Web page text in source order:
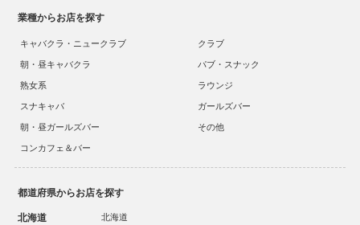
業種からお店を探す
キャバクラ・ニュークラブ
クラブ
朝・昼キャバクラ
パブ・スナック
熟女系
ラウンジ
スナキャバ
ガールズバー
朝・昼ガールズバー
その他
コンカフェ＆バー
都道府県からお店を探す
北海道 北海道